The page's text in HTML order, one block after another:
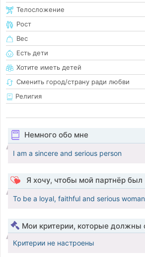
Телосложение
Рост
Вес
Есть дети
Хотите иметь детей
Сменить город/страну ради любви
Религия
Немного обо мне
I am a sincere and serious person
Я хочу, чтобы мой партнёр был
To be a loyal, faithful and serious woman
Мои критерии, которые должны
Критерии не настроены